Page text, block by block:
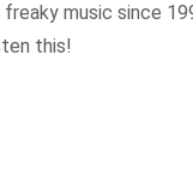
freaky music since
this!